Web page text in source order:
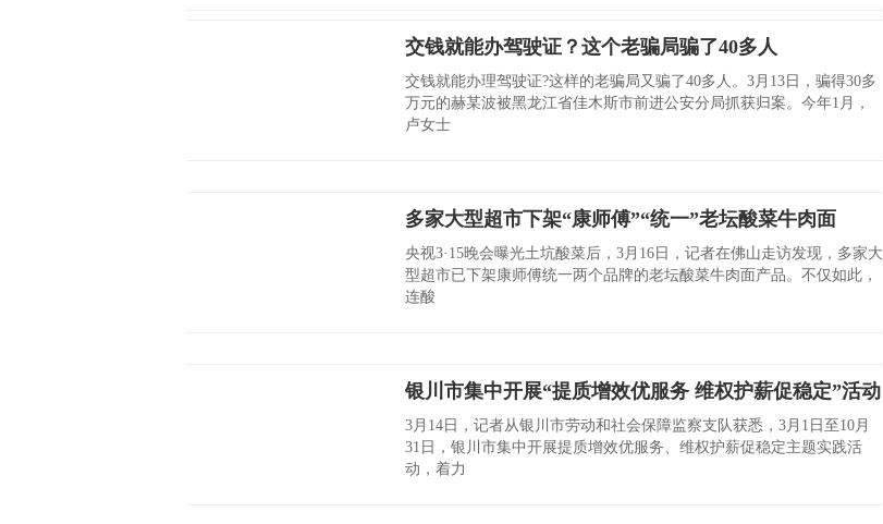
交钱就能办驾驶证？这个老骗局骗了40多人
交钱就能办理驾驶证?这样的老骗局又骗了40多人。3月13日，骗得30多
万元的赫某波被黑龙江省佳木斯市前进公安分局抓获归案。今年1月，
卢女士
多家大型超市下架“康师傅”“统一”老坛酸菜牛肉面
央视3·15晚会曝光土坑酸菜后，3月16日，记者在佛山走访发现，多家大
型超市已下架康师傅统一两个品牌的老坛酸菜牛肉面产品。不仅如此，
连酸
银川市集中开展“提质增效优服务 维权护薪促稳定”活动
3月14日，记者从银川市劳动和社会保障监察支队获悉，3月1日至10月
31日，银川市集中开展提质增效优服务、维权护薪促稳定主题实践活
动，着力